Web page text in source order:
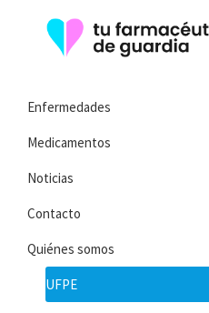
principal
Farmacéutico
de
Guardia
la
información
necesita
sobre
su
enfermedad
Enfermedades
Medicamentos
Noticias
Contacto
Quiénes somos
UFPE